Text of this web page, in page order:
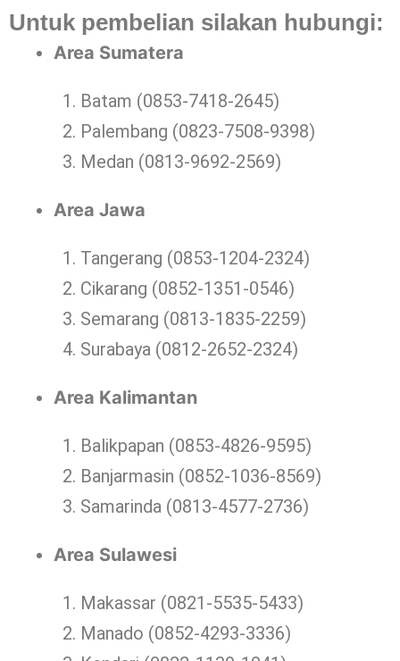
Untuk pembelian silakan hubungi:
Area Sumatera
Batam (0853-7418-2645)
Palembang (0823-7508-9398)
Medan (0813-9692-2569)
Area Jawa
Tangerang (0853-1204-2324)
Cikarang (0852-1351-0546)
Semarang (0813-1835-2259)
Surabaya (0812-2652-2324)
Area Kalimantan
Balikpapan (0853-4826-9595)
Banjarmasin (0852-1036-8569)
Samarinda (0813-4577-2736)
Area Sulawesi
Makassar (0821-5535-5433)
Manado (0852-4293-3336)